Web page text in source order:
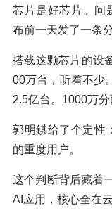
芯片是好芯片。问
布前一天发了一条
搭载这颗芯片的设
00万台，听着不少
2.5亿台。1000万分
郭明錤给了个定性
的重度用户。
这个判断背后藏着
AI应用，核心全在云